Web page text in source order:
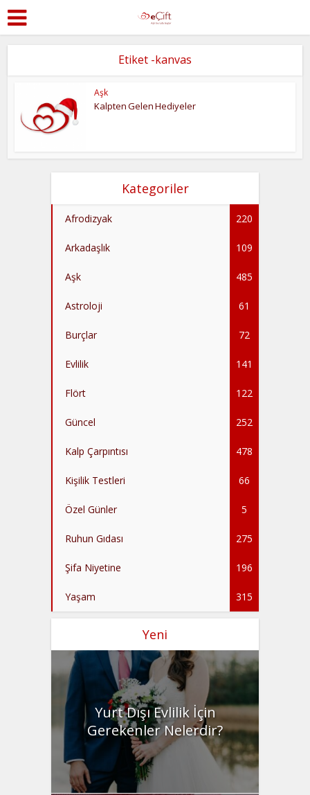
Etiket -kanvas
Aşk
Kalpten Gelen Hediyeler
Kategoriler
Afrodizyak 220
Arkadaşlık 109
Aşk 485
Astroloji 61
Burçlar 72
Evlilik 141
Flört 122
Güncel 252
Kalp Çarpıntısı 478
Kişilik Testleri 66
Özel Günler 5
Ruhun Gıdası 275
Şifa Niyetine 196
Yaşam 315
Yeni
Yurt Dışı Evlilik İçin
Gerekenler Nelerdir?